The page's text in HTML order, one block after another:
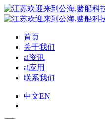
首页
关于我们
ai资讯
ai应用
联系我们
中文EN